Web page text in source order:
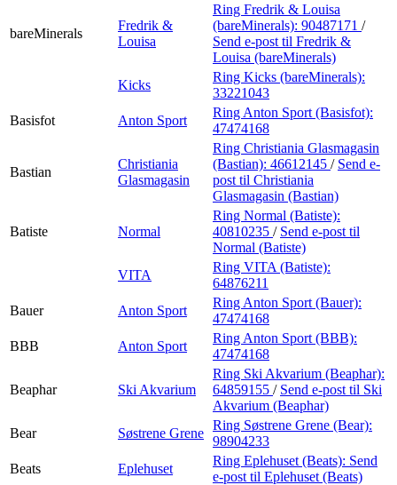
bareMinerals
Fredrik &
Louisa
Ring Fredrik & Louisa
(bareMinerals): 90487171 /
Send e-post til Fredrik &
Louisa (bareMinerals)
Kicks
Ring Kicks (bareMinerals):
33221043
Basisfot
Anton Sport
Ring Anton Sport (Basisfot):
47474168
Bastian
Christiania
Glasmagasin
Ring Christiania Glasmagasin
(Bastian): 46612145 / Send e-
post til Christiania
Glasmagasin (Bastian)
Batiste Normal
Ring Normal (Batiste):
40810235 / Send e-post til
Normal (Batiste)
VITA
Ring VITA (Batiste):
64876211
Bauer
Anton Sport
Ring Anton Sport (Bauer):
47474168
BBB
Anton Sport
Ring Anton Sport (BBB):
47474168
Beaphar Ski Akvarium
Ring Ski Akvarium (Beaphar):
64859155 / Send e-post til Ski
Akvarium (Beaphar)
Bear
Søstrene Grene
Ring Søstrene Grene (Bear):
98904233
Beats
Eplehuset
Ring Eplehuset (Beats): Send
e-post til Eplehuset (Beats)